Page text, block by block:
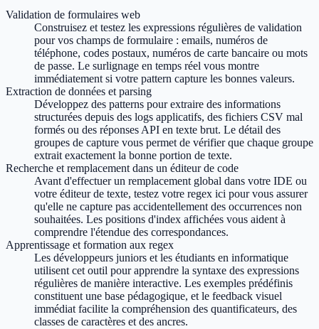
Validation de formulaires web
Construisez et testez les expressions régulières de validation
pour vos champs de formulaire : emails, numéros de
téléphone, codes postaux, numéros de carte bancaire ou mots
de passe. Le surlignage en temps réel vous montre
immédiatement si votre pattern capture les bonnes valeurs.
Extraction de données et parsing
Développez des patterns pour extraire des informations
structurées depuis des logs applicatifs, des fichiers CSV mal
formés ou des réponses API en texte brut. Le détail des
groupes de capture vous permet de vérifier que chaque groupe
extrait exactement la bonne portion de texte.
Recherche et remplacement dans un éditeur de code
Avant d'effectuer un remplacement global dans votre IDE ou
votre éditeur de texte, testez votre regex ici pour vous assurer
qu'elle ne capture pas accidentellement des occurrences non
souhaitées. Les positions d'index affichées vous aident à
comprendre l'étendue des correspondances.
Apprentissage et formation aux regex
Les développeurs juniors et les étudiants en informatique
utilisent cet outil pour apprendre la syntaxe des expressions
régulières de manière interactive. Les exemples prédéfinis
constituent une base pédagogique, et le feedback visuel
immédiat facilite la compréhension des quantificateurs, des
classes de caractères et des ancres.